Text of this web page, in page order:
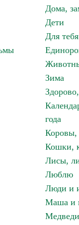
Дома,
Дети
Для тебя
Зима
года
Коровы,
Кошки,
Лисы,
Люблю
Люди и
Маша и